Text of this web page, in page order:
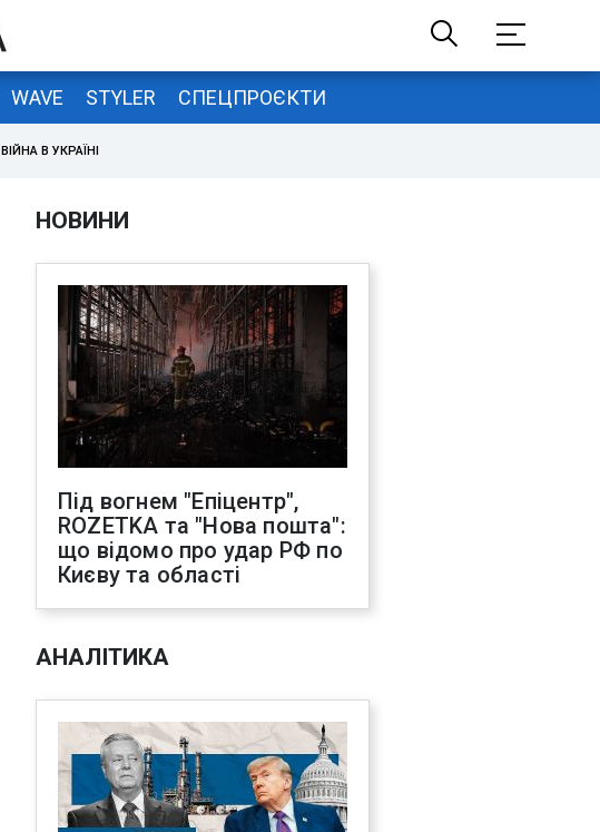
WAVE STYLER СПЕЦПРОЄКТИ
ВІЙНА В УКРАЇНІ
НОВИНИ
Під вогнем "Епіцентр",
ROZETKA та "Нова пошта":
що відомо про удар РФ по
Києву та області
АНАЛІТИКА